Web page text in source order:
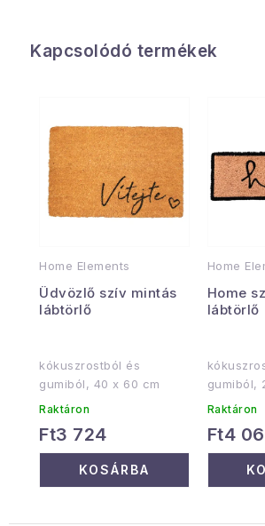
Kapcsolódó termékek
Home Elements
Üdvözlő szív mintás
lábtörlő
kókuszrostból és
gumiból, 40 x 60 cm
Raktáron
Ft3 724
KOSÁRBA
Home
Home
lábtörlő
gumiból,
Raktáron
Ft4